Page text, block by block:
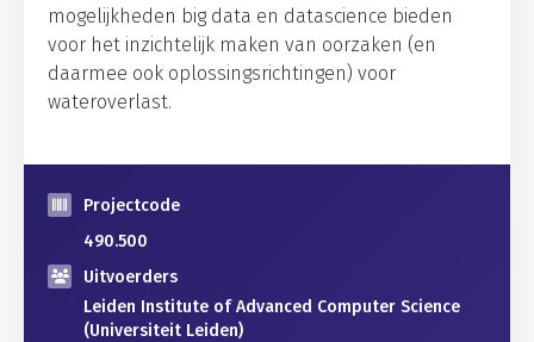
mogelijkheden big data en datascience bieden
voor het inzichtelijk maken van oorzaken (en
daarmee ook oplossingsrichtingen) voor
wateroverlast.
Projectcode
490.500
Uitvoerders
Leiden Institute of Advanced Computer Science
(Universiteit Leiden)